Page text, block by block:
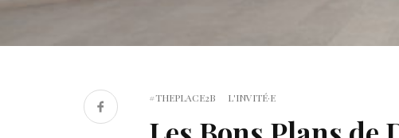
#THEPLACE2B L'INVITÉ·E